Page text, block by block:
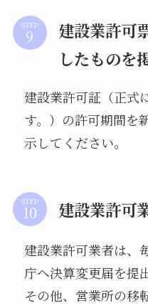
STEP
建設業許可
したものを
建設業許可証（正式
す。）の許可期間を
示してください。
STEP 建設業許可
建設業許可業者は、
庁へ決算変更届を提
その他、営業所の移